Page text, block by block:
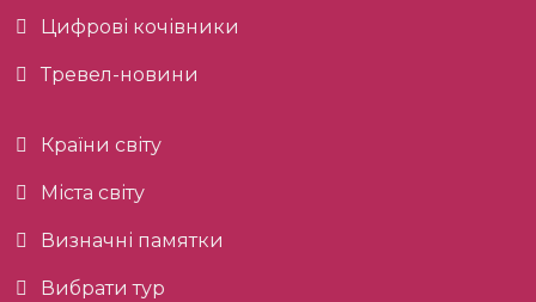
Цифрові кочівники
Тревел-новини
Країни світу
Міста світу
Визначні памятки
Вибрати тур